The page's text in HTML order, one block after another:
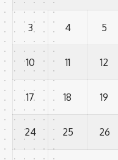
3 4 5
10 11 12
17 18 19
24 25 26